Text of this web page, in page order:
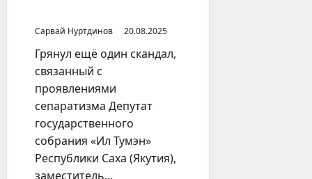
Сарвай Нуртдинов
20.08.2025
Грянул ещё один скандал,
связанный с
проявлениями
сепаратизма Депутат
государственного
собрания «Ил Тумэн»
Республики Саха (Якутия),
заместитель...